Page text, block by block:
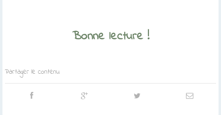
Bonne lecture !
Partager le contenu